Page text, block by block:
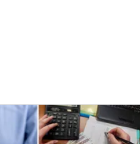
позови, але грошей